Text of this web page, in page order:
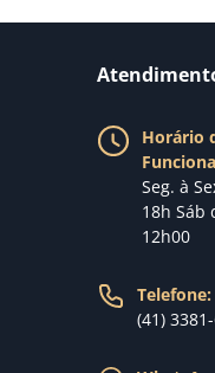
Horário
Seg. à
18h Sáb
12h00
Telefone:
(41)